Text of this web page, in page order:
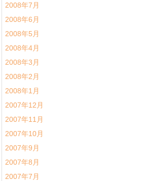
2008年7月
2008年6月
2008年5月
2008年4月
2008年3月
2008年2月
2008年1月
2007年12月
2007年11月
2007年10月
2007年9月
2007年8月
2007年7月